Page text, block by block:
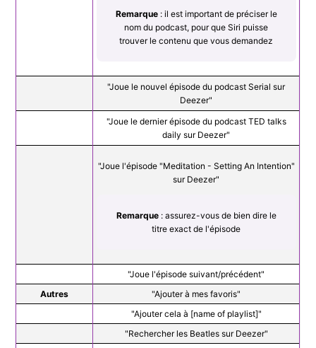
Remarque: il est important de préciser le
nom du podcast, pour que Siri puisse
trouver le contenu que vous demandez
"Joue le nouvel épisode du podcast Serial sur
Deezer"
"Joue le dernier épisode du podcast TED talks
daily sur Deezer"
"Joue l'épisode "Meditation - Setting An Intention"
sur Deezer"
Remarque: assurez-vous de bien dire le
titre exact de l'épisode
"Joue l'épisode suivant/précédent"
Autres
"Ajouter à mes favoris"
"Ajouter cela à [name of playlist]"
"Rechercher les Beatles sur Deezer"